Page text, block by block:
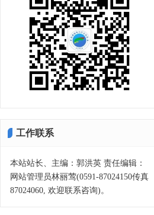
工作联系
本站站长、主编：郭洪英 责任编辑：
网站管理员林丽莺(0591-87024150传真
87024060, 欢迎联系咨询)。